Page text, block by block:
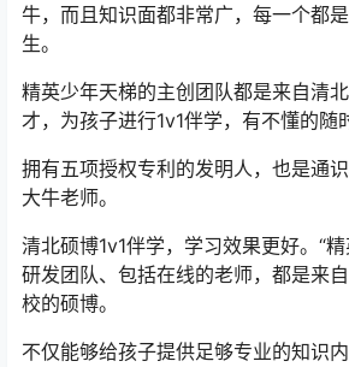
牛，而且知识面都非常广，每一个都
生。
精英少年天梯的主创团队都是来自清
才，为孩子进行1v1伴学，有不懂的随
拥有五项授权专利的发明人，也是通
大牛老师。
清北硕博1v1伴学，学习效果更好。“
研发团队、包括在线的老师，都是来
校的硕博。
不仅能够给孩子提供足够专业的知识